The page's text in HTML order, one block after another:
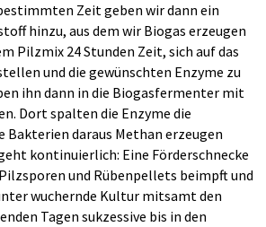
Zeit geben wir dann ein
hinzu, aus dem wir Biogas erzeugen
Pilzmix 24 Stunden Zeit, sich auf das
und die gewünschten Enzyme zu
ihn dann in die Biogasfermenter mit
Dort spalten die Enzyme die
Bakterien daraus Methan erzeugen
kontinuierlich: Eine Förderschnecke
und Rübenpellets beimpft und
wuchernde Kultur mitsamt den
Tagen sukzessive bis in den